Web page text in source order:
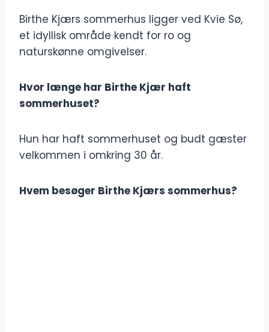
Birthe Kjærs sommerhus ligger ved Kvie Sø,
et idyllisk område kendt for ro og
naturskønne omgivelser.
Hvor længe har Birthe Kjær haft
sommerhuset?
Hun har haft sommerhuset og budt gæster
velkommen i omkring 30 år.
Hvem besøger Birthe Kjærs sommerhus?